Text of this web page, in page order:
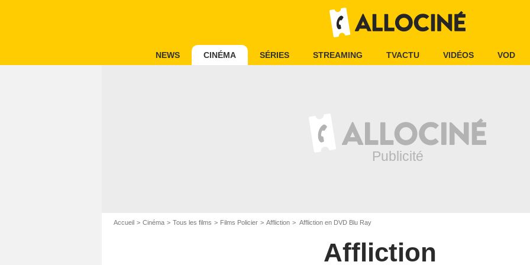
NEWS CINÉMA SÉRIES STREAMING TVACTU VIDÉOS VOD
Accueil Cinéma Tous les films Films Policier Affliction Affliction en DVD Blu Ray
Affliction